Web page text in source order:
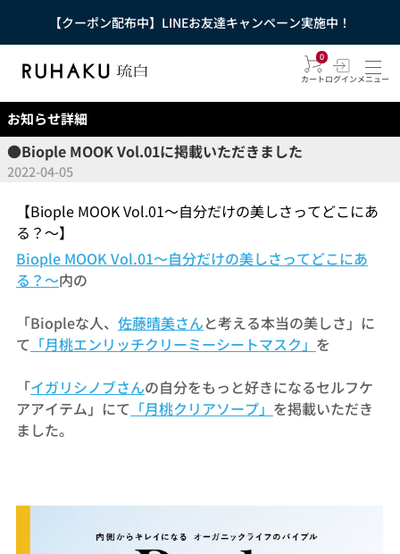
【クーポン配布中】LINEお友達キャンペーン実施中！
0
カートログインメニュー
お知らせ詳細
●Biople MOOK Vol.01に掲載いただきました
2022-04-05
【Biople MOOK Vol.01～自分だけの美しさってどこにあ
る？～】
Biople MOOK Vol.01～自分だけの美しさってどこにあ
る？～内の
「Biopleな人、 佐藤晴美さんと考える本当の美しさ」に
て 「月桃エンリッチクリーミーシートマスク」 を
「イガリシノブさんの自分をもっと好きになるセルフケ
アアイテム」にて 「月桃クリアソープ」 を掲載いただき
ました。